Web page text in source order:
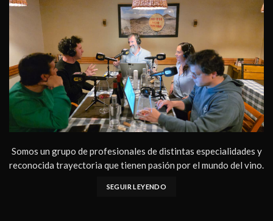
Somos un grupo de profesionales de distintas especialidades y
reconocida trayectoria que tienen pasión por el mundo del vino.
SEGUIR LEYENDO